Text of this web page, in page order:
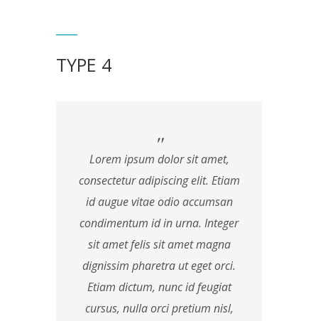
TYPE 4
Lorem ipsum dolor sit amet,
consectetur adipiscing elit. Etiam
id augue vitae odio accumsan
condimentum id in urna. Integer
sit amet felis sit amet magna
dignissim pharetra ut eget orci.
Etiam dictum, nunc id feugiat
cursus, nulla orci pretium nisl,